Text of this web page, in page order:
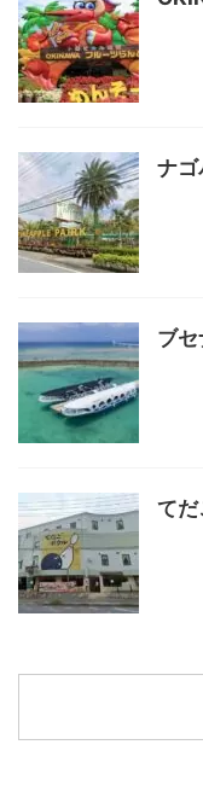
ナゴ
ブセ
てだ